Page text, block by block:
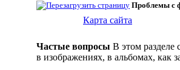
Проблемы с
Карта сайта
Частые вопросы В этом разделе
в изображениях, в альбомах, как